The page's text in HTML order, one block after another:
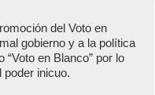
del Voto en
gobierno y a la política
en Blanco” por lo
poder inicuo.